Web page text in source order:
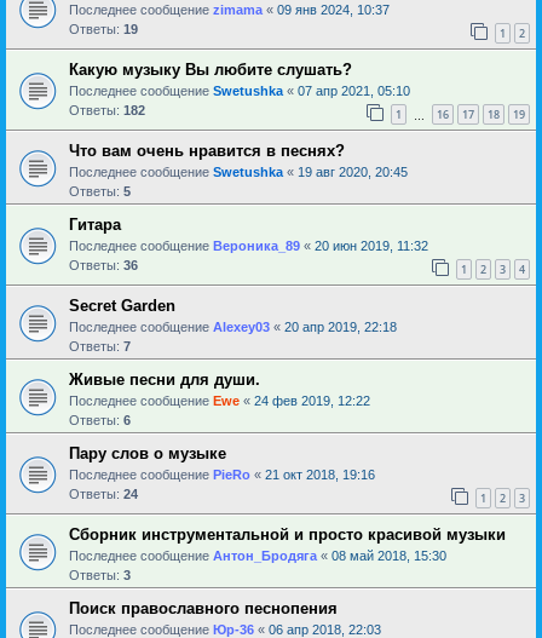
Последнее сообщение zimama « 09 янв 2024, 10:37
Ответы: 19 1 2
Какую музыку Вы любите слушать?
Последнее сообщение Swetushka « 07 апр 2021, 05:10
Ответы: 182 1 16 17 18 19
Что вам очень нравится в песнях?
Последнее сообщение Swetushka « 19 авг 2020, 20:45
Ответы: 5
Гитара
Последнее сообщение Вероника_89 « 20 июн 2019, 11:32
Ответы: 36 1 2 3 4
Secret Garden
Последнее сообщение Alexey03 « 20 апр 2019, 22:18
Ответы: 7
Живые песни для души.
Последнее сообщение Ewe « 24 фев 2019, 12:22
Ответы: 6
Пару слов о музыке
Последнее сообщение PieRo « 21 окт 2018, 19:16
Ответы: 24 1 2 3
Сборник инструментальной и просто красивой музыки
Последнее сообщение Антон_Бродяга « 08 май 2018, 15:30
Ответы: 3
Поиск православного песнопения
Последнее сообщение Юр-36 « 06 апр 2018, 22:03